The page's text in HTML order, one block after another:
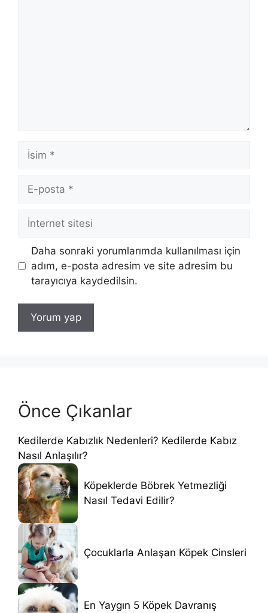
İsim
posta
İnternet
sitesi
Daha sonraki yorumlarımda kullanılması için
adım, e-posta adresim ve site adresim bu
tarayıcıya kaydedilsin.
Önce Çıkanlar
Kedilerde Kabızlık Nedenleri? Kedilerde Kabız
Nasıl Anlaşılır?
Köpeklerde Böbrek Yetmezliği
Nasıl Tedavi Edilir?
Çocuklarla Anlaşan Köpek Cinsleri
En Yaygın 5 Köpek Davranış